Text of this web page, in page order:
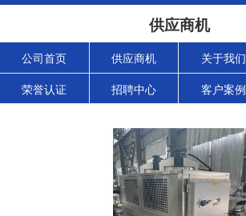
供应商机
公司首页 供应商机 关于我们
荣誉认证 招聘中心 客户案例